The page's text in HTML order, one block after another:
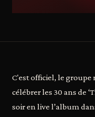
C'est officiel, le
célébrer les 30 ans de
soir en live l’album